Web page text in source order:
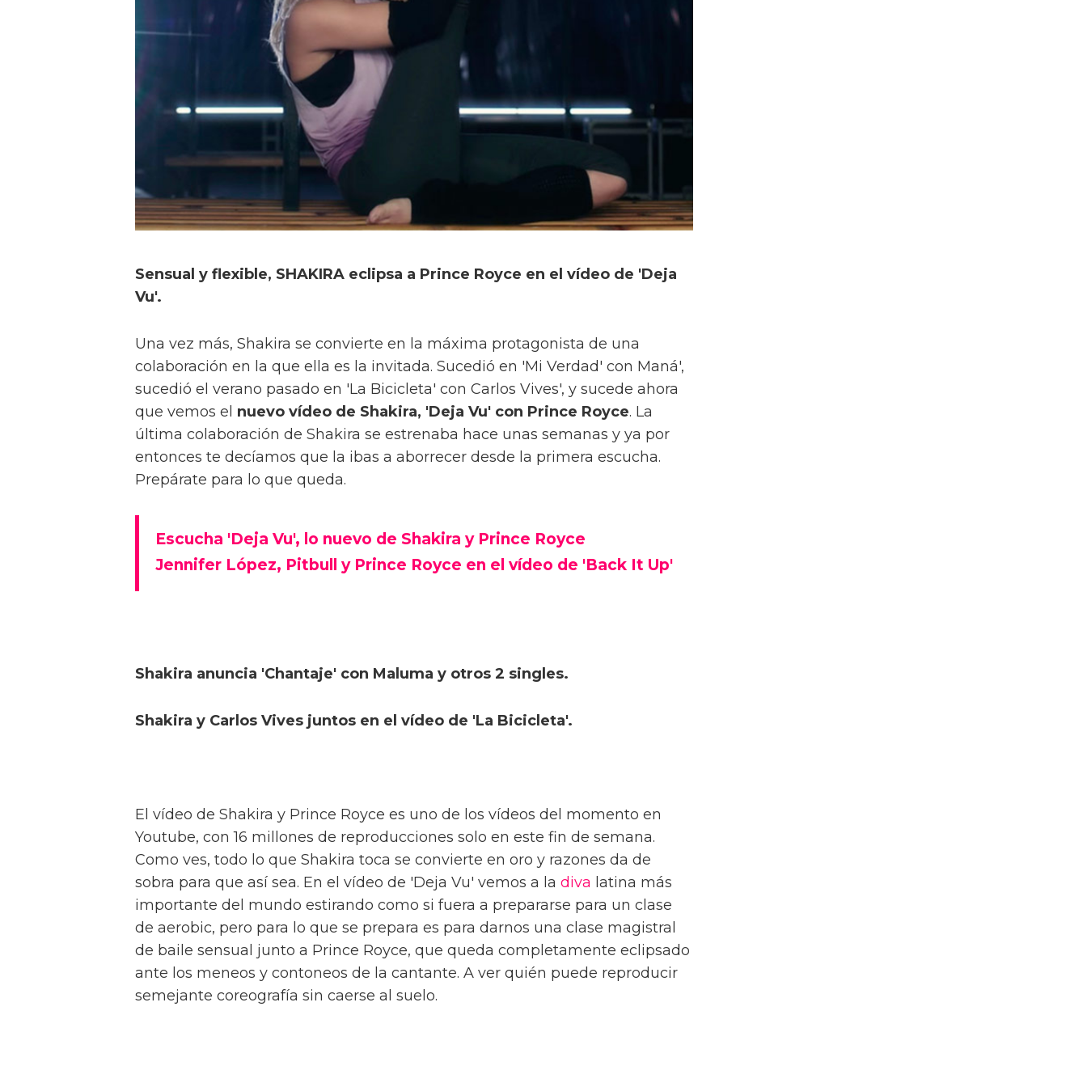
Sensual y flexible, SHAKIRA eclipsa a Prince Royce en el vídeo de 'Deja
Vu'.
Una vez más, Shakira se convierte en la máxima protagonista de una
colaboración en la que ella es la invitada. Sucedió en 'Mi Verdad' con Maná',
sucedió el verano pasado en 'La Bicicleta' con Carlos Vives', y sucede ahora
que vemos el nuevo vídeo de Shakira, 'Deja Vu' con Prince Royce. La
última colaboración de Shakira se estrenaba hace unas semanas y ya por
entonces te decíamos que la ibas a aborrecer desde la primera escucha.
Prepárate para lo que queda.
Escucha 'Deja Vu', lo nuevo de Shakira y Prince Royce
Jennifer López, Pitbull y Prince Royce en el vídeo de 'Back It Up'
Shakira anuncia 'Chantaje' con Maluma y otros 2 singles.
Shakira y Carlos Vives juntos en el vídeo de 'La Bicicleta'.
El vídeo de Shakira y Prince Royce es uno de los vídeos del momento en
Youtube, con 16 millones de reproducciones solo en este fin de semana.
Como ves, todo lo que Shakira toca se convierte en oro y razones da de
sobra para que así sea. En el vídeo de 'Deja Vu' vemos a la diva latina más
importante del mundo estirando como si fuera a prepararse para un clase
de aerobic, pero para lo que se prepara es para darnos una clase magistral
de baile sensual junto a Prince Royce, que queda completamente eclipsado
ante los meneos y contoneos de la cantante. A ver quién puede reproducir
semejante coreografía sin caerse al suelo.